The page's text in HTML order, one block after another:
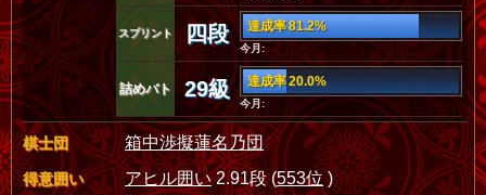
スプリント 四段 達成率 81.2%
今月:
詰めバト 29級 達成率 20.0%
今月:
棋士団 箱中渉擬蓮名乃団
得意囲い アヒル囲い2.91段 (553位)